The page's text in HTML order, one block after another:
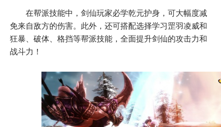
在帮派技能中，剑仙玩家必学乾元护身，可大幅度减
免来自敌方的伤害。此外，还可搭配选择学习罡羽凌威和
狂暴、破体、格挡等帮派技能，全面提升剑仙的攻击力和
战斗力！